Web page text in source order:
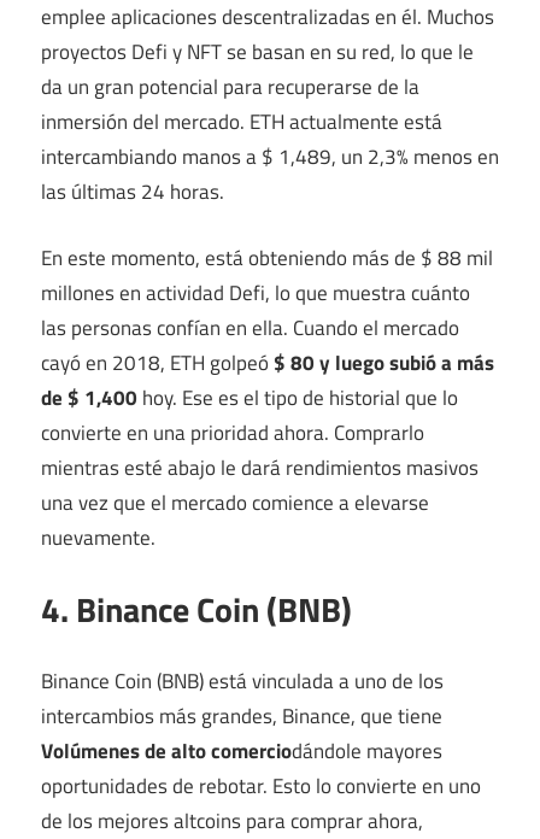
emplee aplicaciones descentralizadas en él. Muchos
proyectos Defi y NFT se basan en su red, lo que le
da un gran potencial para recuperarse de la
inmersión del mercado. ETH actualmente está
intercambiando manos a $ 1,489, un 2,3% menos en
las últimas 24 horas.
En este momento, está obteniendo más de $ 88 mil
millones en actividad Defi, lo que muestra cuánto
las personas confían en ella. Cuando el mercado
cayó en 2018, ETH golpeó $ 80 y luego subió a más
de $ 1,400 hoy. Ese es el tipo de historial que lo
convierte en una prioridad ahora. Comprarlo
mientras esté abajo le dará rendimientos masivos
una vez que el mercado comience a elevarse
nuevamente.
4. Binance Coin (BNB)
Binance Coin (BNB) está vinculada a uno de los
intercambios más grandes, Binance, que tiene
Volúmenes de alto comerciodándole mayores
oportunidades de rebotar. Esto lo convierte en uno
de los mejores altcoins para comprar ahora,